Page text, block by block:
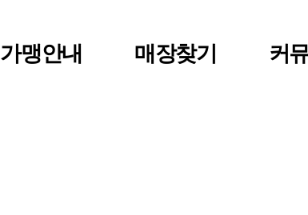
가맹안내 매장찾기 커